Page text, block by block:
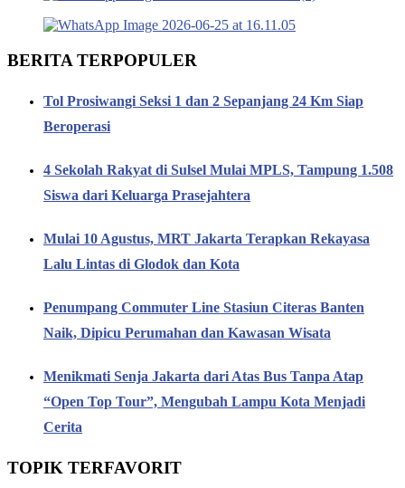
BERITA TERPOPULER
Tol Prosiwangi Seksi 1 dan 2 Sepanjang 24 Km Siap
Beroperasi
4 Sekolah Rakyat di Sulsel Mulai MPLS, Tampung 1.508
Siswa dari Keluarga Prasejahtera
Mulai 10 Agustus, MRT Jakarta Terapkan Rekayasa
Lalu Lintas di Glodok dan Kota
Penumpang Commuter Line Stasiun Citeras Banten
Naik, Dipicu Perumahan dan Kawasan Wisata
Menikmati Senja Jakarta dari Atas Bus Tanpa Atap
“Open Top Tour”, Mengubah Lampu Kota Menjadi
Cerita
TOPIK TERFAVORIT